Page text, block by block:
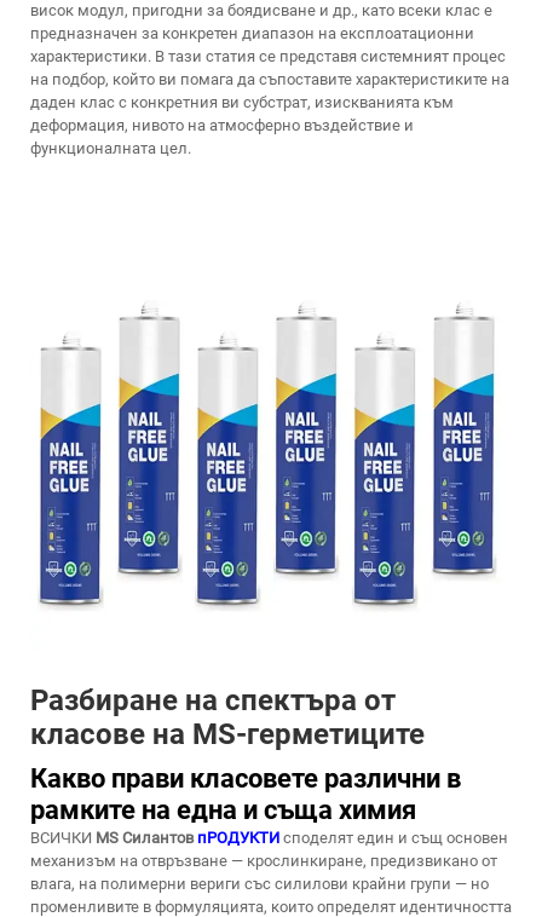
висок модул, пригодни за боядисване и др., като всеки клас е
предназначен за конкретен диапазон на експлоатационни
характеристики. В тази статия се представя системният процес
на подбор, който ви помага да съпоставите характеристиките на
даден клас с конкретния ви субстрат, изискванията към
деформация, нивото на атмосферно въздействие и
функционалната цел.
Разбиране на спектъра от
класове на MS-герметиците
Какво прави класовете различни в
рамките на една и съща химия
ВСИЧКИ MS Силантов пРОДУКТИ споделят един и същ основен
механизъм на отвръзване — крослинкиране, предизвикано от
влага, на полимерни вериги със силилови крайни групи — но
променливите в формуляцията, които определят идентичността